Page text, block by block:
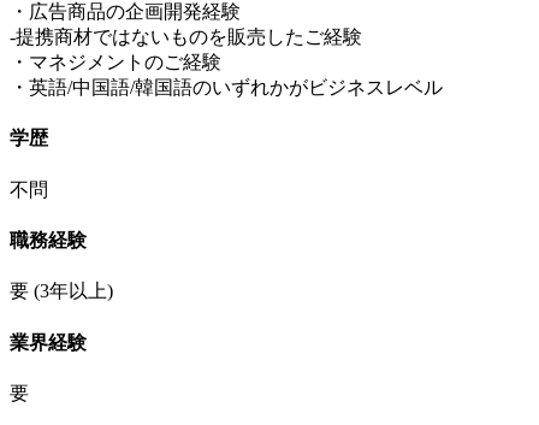
・広告商品の企画開発経験
-提携商材ではないものを販売したご経験
・マネジメントのご経験
・英語/中国語/韓国語のいずれかがビジネスレベル
学歴
不問
職務経験
要 (3年以上)
業界経験
要